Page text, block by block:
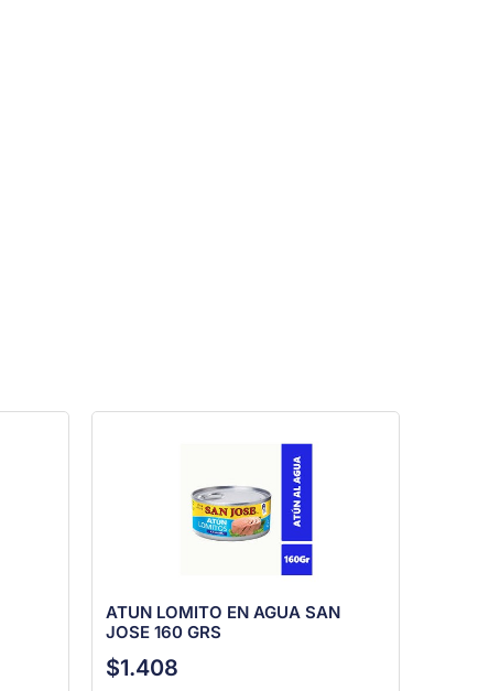
ATUN LOMITO EN AGUA SAN
JOSE 160 GRS
$1.408